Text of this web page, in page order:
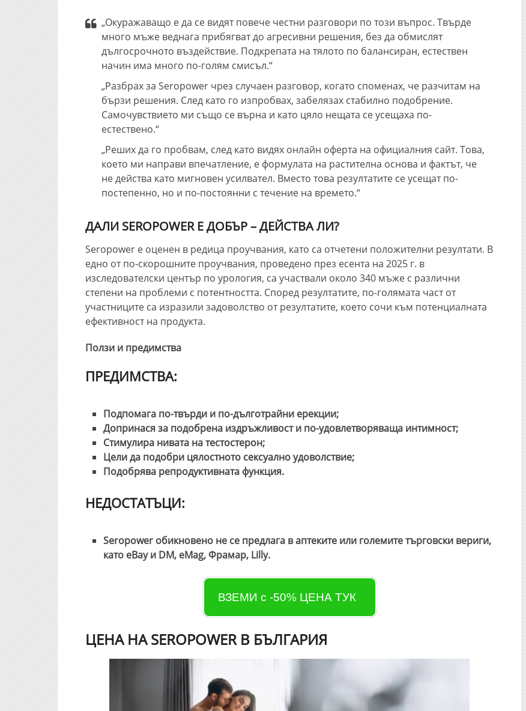
„Окуражаващо е да се видят повече честни разговори по този въпрос. Твърде
много мъже веднага прибягват до агресивни решения, без да обмислят
дългосрочното въздействие. Подкрепата на тялото по балансиран, естествен
начин има много по-голям смисъл.“
„Разбрах за Seropower чрез случаен разговор, когато споменах, че разчитам на
бързи решения. След като го изпробвах, забелязах стабилно подобрение.
Самочувствието ми също се върна и като цяло нещата се усещаха по-
естествено.“
„Реших да го пробвам, след като видях онлайн оферта на официалния сайт. Това,
което ми направи впечатление, е формулата на растителна основа и фактът, че
не действа като мигновен усилвател. Вместо това резултатите се усещат по-
постепенно, но и по-постоянни с течение на времето.“
ДАЛИ SEROPOWER Е ДОБЪР – ДЕЙСТВА ЛИ?
Seropower е оценен в редица проучвания, като са отчетени положителни резултати. В
едно от по-скорошните проучвания, проведено през есента на 2025 г. в
изследователски център по урология, са участвали около 340 мъже с различни
степени на проблеми с потентността. Според резултатите, по-голямата част от
участниците са изразили задоволство от резултатите, което сочи към потенциалната
ефективност на продукта.
Ползи и предимства
ПРЕДИМСТВА:
Подпомага по-твърди и по-дълготрайни ерекции;
Допринася за подобрена издръжливост и по-удовлетворяваща интимност;
Стимулира нивата на тестостерон;
Цели да подобри цялостното сексуално удоволствие;
Подобрява репродуктивната функция.
НЕДОСТАТЪЦИ:
Seropower обикновено не се предлага в аптеките или големите търговски вериги,
като eBay и DM, eMag, Фрамар, Lilly.
ВЗЕМИ с -50% ЦЕНА ТУК
ЦЕНА НА SEROPOWER В БЪЛГАРИЯ